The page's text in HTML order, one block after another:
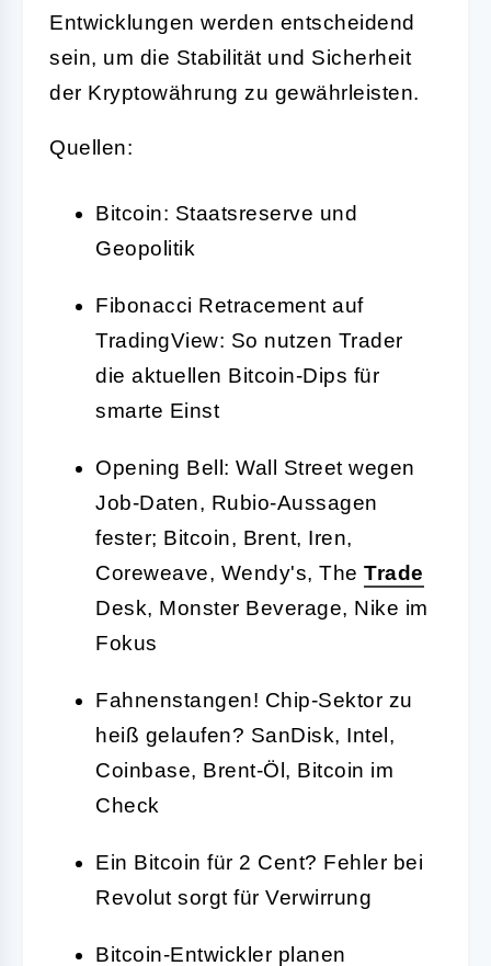
Entwicklungen werden entscheidend
sein, um die Stabilität und Sicherheit
der Kryptowährung zu gewährleisten.
Quellen:
Bitcoin: Staatsreserve und
Geopolitik
Fibonacci Retracement auf
TradingView: So nutzen Trader
die aktuellen Bitcoin-Dips für
smarte Einst
Opening Bell: Wall Street wegen
Job-Daten, Rubio-Aussagen
fester; Bitcoin, Brent, Iren,
Coreweave, Wendy's, The Trade
Desk, Monster Beverage, Nike im
Fokus
Fahnenstangen! Chip-Sektor zu
heiß gelaufen? SanDisk, Intel,
Coinbase, Brent-Öl, Bitcoin im
Check
Ein Bitcoin für 2 Cent? Fehler bei
Revolut sorgt für Verwirrung
Bitcoin-Entwickler planen